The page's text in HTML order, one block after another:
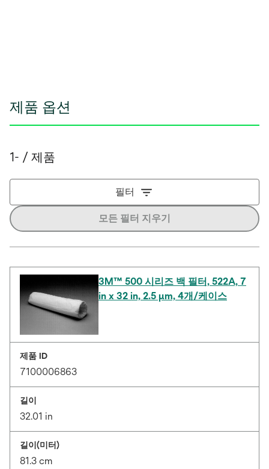
제품 옵션
1- / 제품
필터
모든 필터 지우기
3M™ 500 시리즈 백 필터, 522A, 7
in x 32 in, 2.5 μm, 4개/케이스
제품 ID
7100006863
길이
32.01 in
길이(미터)
81.3 cm